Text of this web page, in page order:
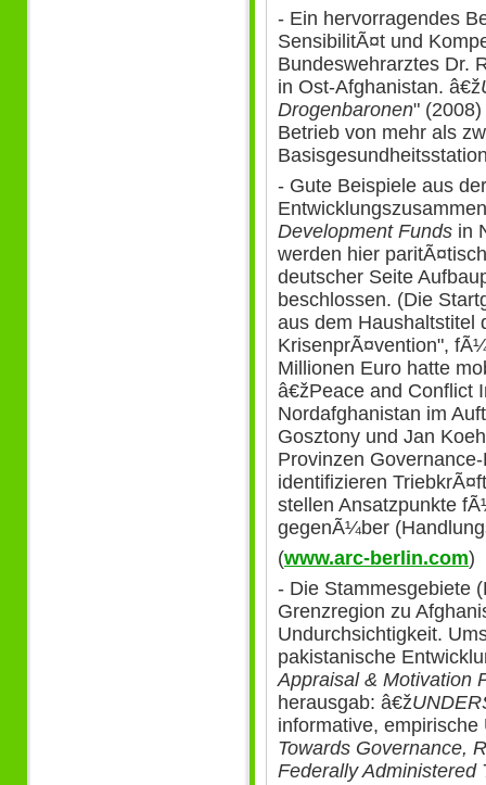
- Ein hervorragendes
SensibilitÃ¤t und
Bundeswehrarztes Dr.
in Ost-Afghanistan. â€ž
Drogenbaronen"
Betrieb von mehr als
- Gute Beispiele aus
Development Funds in
werden hier
deutscher Seite
beschlossen. (Die
aus dem Haushaltstitel
KrisenprÃ¤vention",
Millionen Euro hatte
â€žPeace and Conflict
Nordafghanistan im
Gosztony und Jan
Provinzen
identifizieren
stellen Ansatzpunkte
gegenÃ¼ber
(www.arc-berlin.com)
- Die Stammesgebiete
Grenzregion zu
Undurchsichtigkeit.
pakistanische
Appraisal & Motivation
herausgab: â€ž
informative,
Towards Governance,
Federally Administered